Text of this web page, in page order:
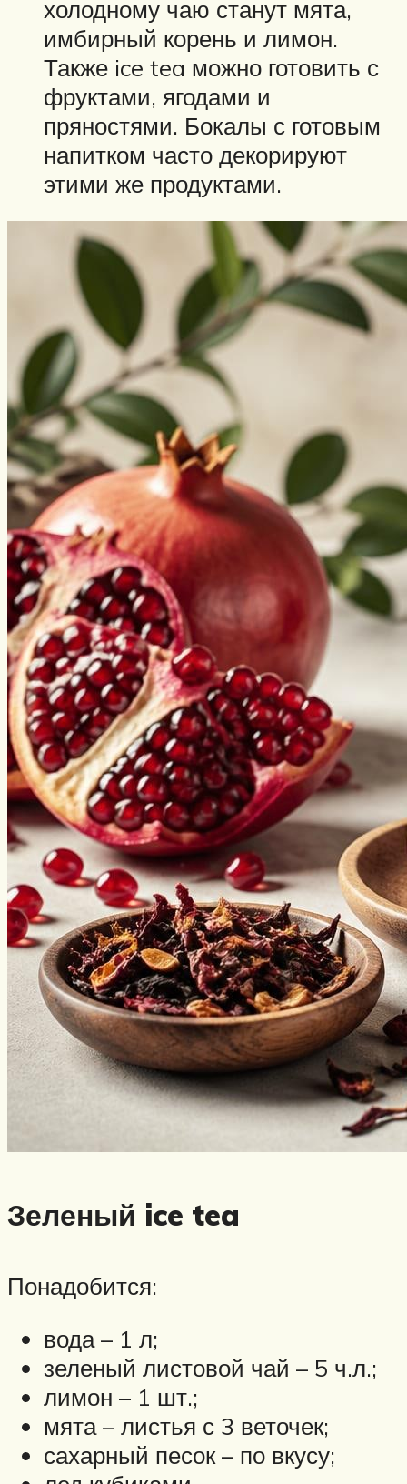
холодному чаю станут мята,
имбирный корень и лимон.
Также ice tea можно готовить с
фруктами, ягодами и
пряностями. Бокалы с готовым
напитком часто декорируют
этими же продуктами.
Зеленый ice tea
Понадобится:
вода – 1 л;
зеленый листовой чай – 5 ч.л.;
лимон – 1 шт.;
мята – листья с 3 веточек;
сахарный песок – по вкусу;